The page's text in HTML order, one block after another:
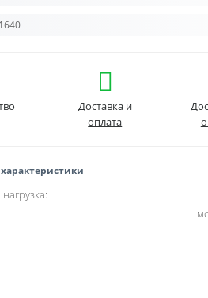
1640
Доставка и
оплата